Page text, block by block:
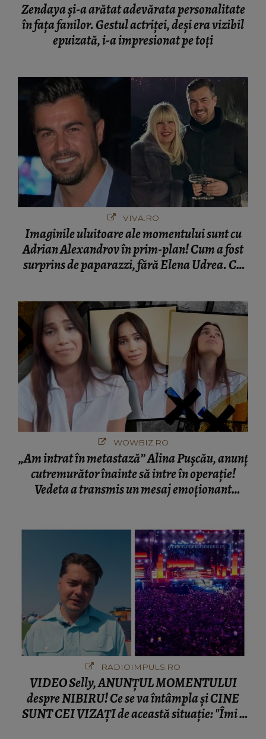
Zendaya și-a arătat adevărata personalitate
în fața fanilor. Gestul actriței, deși era vizibil
epuizată, i-a impresionat pe toți
VIVA.RO
Imaginile uluitoare ale momentului sunt cu
Adrian Alexandrov în prim-plan! Cum a fost
surprins de paparazzi, fără Elena Udrea. Cu
WOWBIZ.RO
„Am intrat în metastază” Alina Pușcău, anunț
cutremurător înainte să intre în operație!
Vedeta a transmis un mesaj emoționant
RADIOIMPULS.RO
VIDEO Selly, ANUNȚUL MOMENTULUI
despre NIBIRU! Ce se va întâmpla și CINE
SUNT CEI VIZAȚI de această situație: "Îmi e